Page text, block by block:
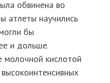
обвинена во
атлеты научились
бы
и дольше.
молочной кислотой